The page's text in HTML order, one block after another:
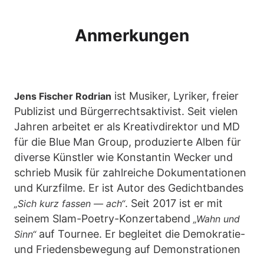
Anmerkungen
Jens Fischer Rodrian ist Musiker, Lyriker, freier
Publizist und Bürgerrechtsaktivist. Seit vielen
Jahren arbeitet er als Kreativdirektor und MD
für die Blue Man Group, produzierte Alben für
diverse Künstler wie Konstantin Wecker und
schrieb Musik für zahlreiche Dokumentationen
und Kurzfilme. Er ist Autor des Gedichtbandes
„Sich kurz fassen — ach“. Seit 2017 ist er mit
seinem Slam-Poetry-Konzertabend „Wahn und
Sinn“auf Tournee. Er begleitet die Demokratie-
und Friedensbewegung auf Demonstrationen